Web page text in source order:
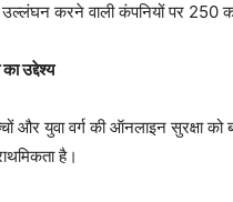
करने वाली कंपनियों पर 250
उद्देश्य
और युवा वर्ग की ऑनलाइन सुरक्षा
है।